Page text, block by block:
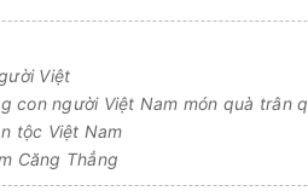
Việt
con người Việt Nam món quà trân
tộc Việt Nam
Căng Thẳng